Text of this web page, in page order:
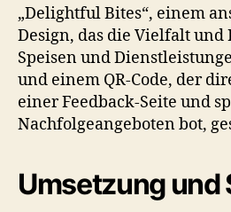
„Delightful Bites“, einem
Design, das die Vielfalt
Speisen und
und einem QR-Code, der
einer Feedback-Seite und
Nachfolgeangeboten bot,
Umsetzung und